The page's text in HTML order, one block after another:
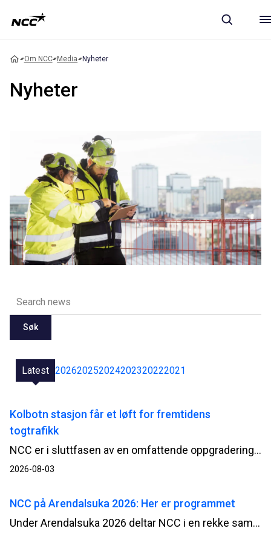
Om NCC Media Nyheter
Nyheter
Søk
Latest 202620252024202320222021
Kolbotn stasjon får et løft for fremtidens
togtrafikk
NCC er i sluttfasen av en omfattende oppgradering av Kolbotn stasjon. Når passasjerene tar i bruk begge de nye plattformene fra 3. august, møter de en mer tilgjengelig og moderne stasjon, bygget mens togtrafikken i stor grad har gått som normalt.
2026-08-03
NCC på Arendalsuka 2026: Her er programmet
Under Arendalsuka 2026 deltar NCC i en rekke samtaler og debatter om blant annet beredskap, infrastruktur og gjennomføringsevne. Her får du full oversikt over arrangementene og hvor du kan møte oss.